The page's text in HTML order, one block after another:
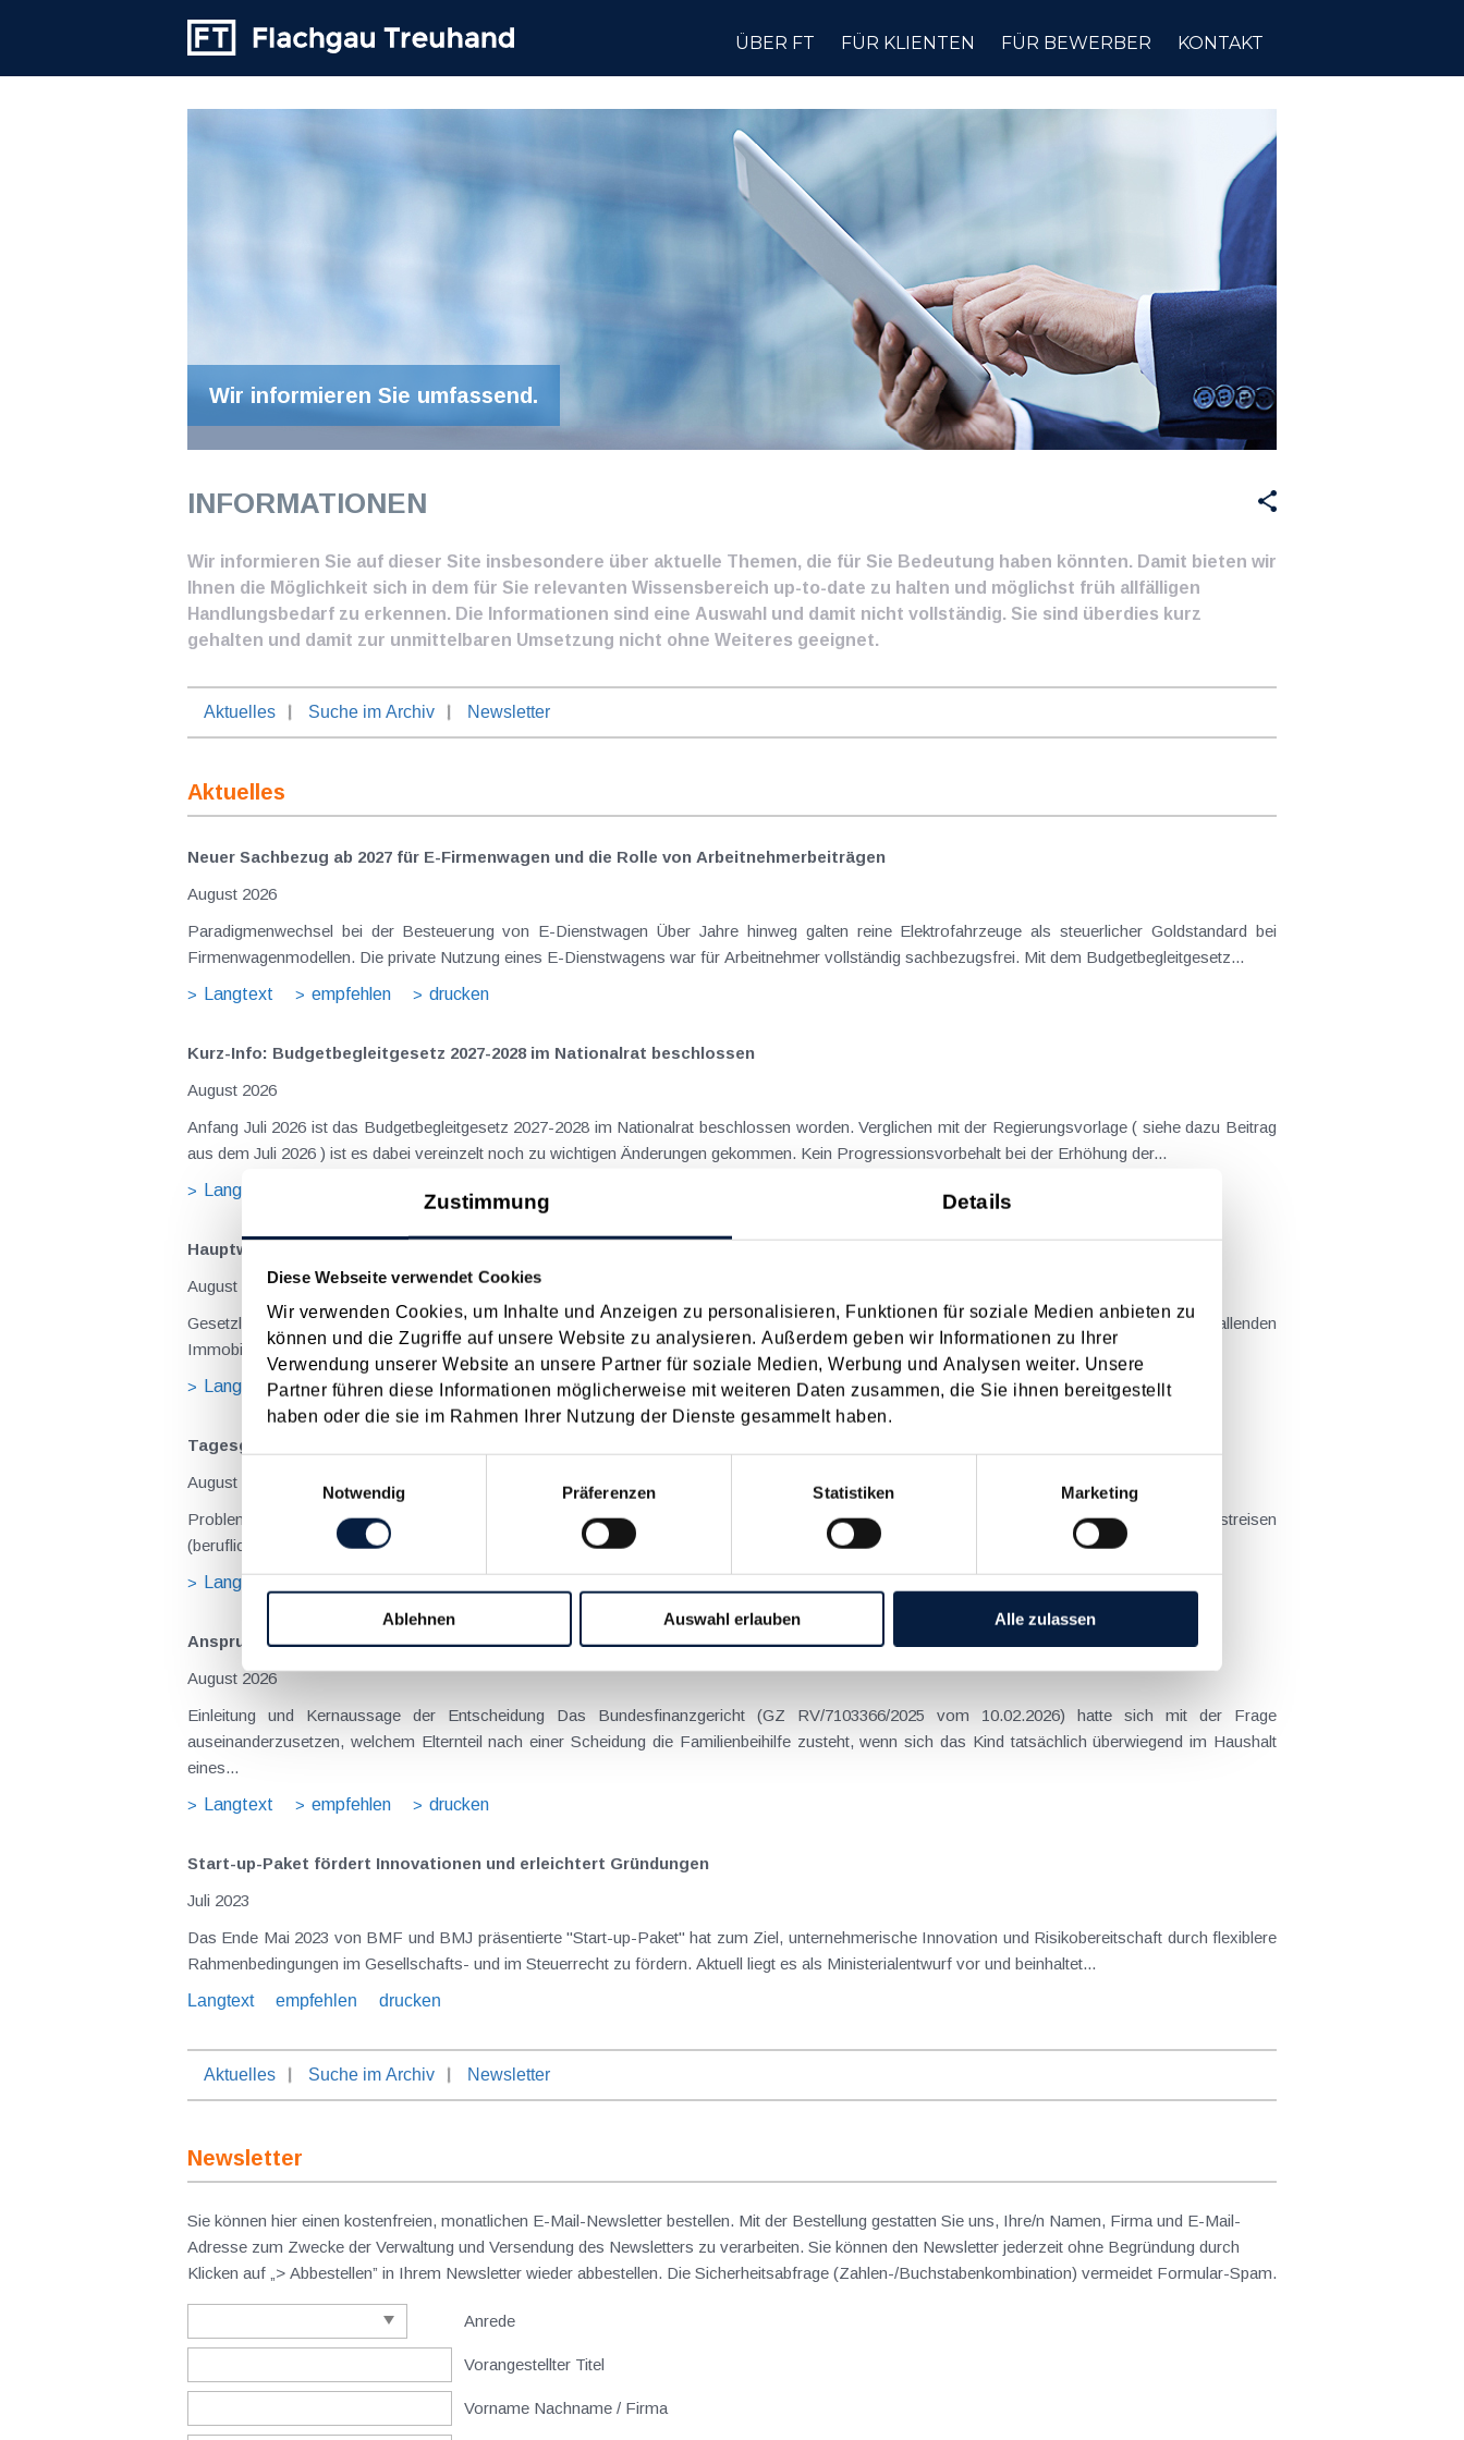
Zustimmung Details
Diese Webseite verwendet Cookies
Wir verwenden Cookies, um Inhalte und Anzeigen zu personalisieren, Funktionen für soziale Medien anbieten zu
können und die Zugriffe auf unsere Website zu analysieren. Außerdem geben wir Informationen zu Ihrer
Verwendung unserer Website an unsere Partner für soziale Medien, Werbung und Analysen weiter. Unsere
Partner führen diese Informationen möglicherweise mit weiteren Daten zusammen, die Sie ihnen bereitgestellt
haben oder die sie im Rahmen Ihrer Nutzung der Dienste gesammelt haben.
Notwendig
Präferenzen Statistiken Marketing
Ablehnen Auswahl erlauben Alle zulassen
ÜBER FT FÜR KLIENTEN FÜR BEWERBER KONTAKT
Wir informieren Sie umfassend.
INFORMATIONEN
Wir informieren Sie auf dieser Site insbesondere über aktuelle Themen, die für Sie Bedeutung haben könnten. Damit bieten wir
Ihnen die Möglichkeit sich in dem für Sie relevanten Wissensbereich up-to-date zu halten und möglichst früh allfälligen
Handlungsbedarf zu erkennen. Die Informationen sind eine Auswahl und damit nicht vollständig. Sie sind überdies kurz
gehalten und damit zur unmittelbaren Umsetzung nicht ohne Weiteres geeignet.
Aktuelles Suche im Archiv Newsletter
Aktuelles
Neuer Sachbezug ab 2027 für E-Firmenwagen und die Rolle von Arbeitnehmer​­beiträgen
August 2026
Paradigmenwechsel bei der Besteuerung von E-Dienstwagen Über Jahre hinweg galten reine Elektrofahrzeuge als steuerlicher Goldstandard bei
Firmenwagenmodellen. Die private Nutzung eines E-Dienstwagens war für Arbeitnehmer vollständig sachbezugsfrei. Mit dem Budgetbegleitgesetz...
Langtext
empfehlen drucken
Kurz-Info: Budgetbegleitgesetz 2027-2028 im Nationalrat beschlossen
August 2026
Anfang Juli 2026 ist das Budgetbegleitgesetz 2027-2028 im Nationalrat beschlossen worden. Verglichen mit der Regierungsvorlage ( siehe dazu Beitrag
aus dem Juli 2026 ) ist es dabei vereinzelt noch zu wichtigen Änderungen gekommen. Kein Progressionsvorbehalt bei der Erhöhung der...
Langtext
drucken
Hauptwohnsitz​­befreiung – Verfügungsgewalt muss laut BFG in zeitlichem Zusammenhang mit dem Kaufvertrag stehen
August 2026
Gesetzliche Grundlagen der Hauptwohnsitzbefreiung Eine Ausnahme von der bei privaten Grundstücksveräußerungen regelmäßig anfallenden
Immobilienertragsteuer (ImmoESt) liegt dann vor, wenn die Voraussetzungen für die Hauptwohnsitzbefreiung erfüllt sind....
Langtext
empfehlen drucken
Tagesgelder auch bei eintägiger Reise ohne Nächtigung
August 2026
Problemstellung und rechtlicher Hintergrund Tagesgelder sollen Verpflegungsmehraufwendungen ausgleichen, welche im Zuge von Dienstreisen
(beruflich bedingten Reisen) durch die Unkenntnis über die lokale Gastronomie resultieren – typischerweise stellt sich das Problem in der...
Langtext
Anspruch auf Familienbeihilfe bei geschiedenen Eltern
August 2026
Einleitung und Kernaussage der Entscheidung Das Bundesfinanzgericht (GZ RV/7103366/2025 vom 10.02.2026) hatte sich mit der Frage
auseinanderzusetzen, welchem Elternteil nach einer Scheidung die Familienbeihilfe zusteht, wenn sich das Kind tatsächlich überwiegend im Haushalt
eines...
Langtext
empfehlen drucken
Start-up-Paket fördert Innovationen und erleichtert Gründungen
Juli 2023
Das Ende Mai 2023 von BMF und BMJ präsentierte "Start-up-Paket" hat zum Ziel, unternehmerische Innovation und Risikobereitschaft durch flexiblere
Rahmenbedingungen im Gesellschafts- und im Steuerrecht zu fördern. Aktuell liegt es als Ministerialentwurf vor und beinhaltet...
Langtext
empfehlen drucken
Aktuelles Suche im Archiv Newsletter
Newsletter
Sie können hier einen kostenfreien, monatlichen E-Mail-Newsletter bestellen. Mit der Bestellung gestatten Sie uns, Ihre/n Namen, Firma und E-Mail-
Adresse zum Zwecke der Verwaltung und Versendung des Newsletters zu verarbeiten. Sie können den Newsletter jederzeit ohne Begründung durch
Klicken auf „> Abbestellen” in Ihrem Newsletter wieder abbestellen. Die Sicherheitsabfrage (Zahlen-/Buchstabenkombination) vermeidet Formular-Spam.
Anrede
Vorangestellter Titel
Vorname Nachname / Firma